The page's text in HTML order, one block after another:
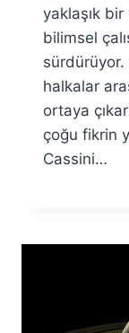
Özyar
yaklaşık bir
bilimsel
sürdürüyor.
halkalar
ortaya
çoğu fikrin
Cassini…